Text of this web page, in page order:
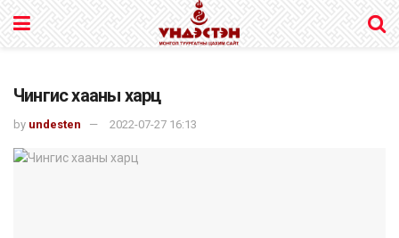
Чингис хааны харц
by undesten 2022-07-27 16:13